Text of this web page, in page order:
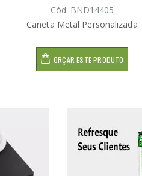
Cód: BND14405
Caneta Metal Personalizada
ORÇAR ESTE PRODUTO